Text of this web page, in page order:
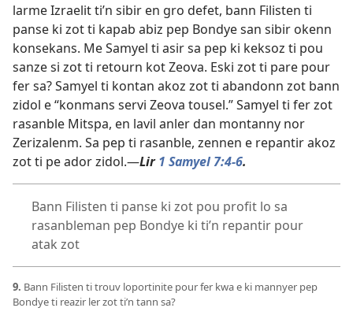
larme Izraelit ti’n sibir en gro defet, bann Filisten ti
panse ki zot ti kapab abiz pep Bondye san sibir okenn
konsekans. Me Samyel ti asir sa pep ki keksoz ti pou
sanze si zot ti retourn kot Zeova. Eski zot ti pare pour
fer sa? Samyel ti kontan akoz zot ti abandonn zot bann
zidol e “konmans servi Zeova tousel.” Samyel ti fer zot
rasanble Mitspa, en lavil anler dan montanny nor
Zerizalenm. Sa pep ti rasanble, zennen e repantir akoz
zot ti pe ador zidol.​—Lir 1 Samyel 7:4-6.
Bann Filisten ti panse ki zot pou profit lo sa
rasanbleman pep Bondye ki ti’n repantir pour
atak zot
9. Bann Filisten ti trouv loportinite pour fer kwa e ki mannyer pep
Bondye ti reazir ler zot ti’n tann sa?